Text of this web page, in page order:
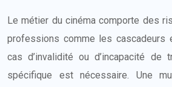
Le métier du cinéma comporte des
professions comme les cascadeurs
cas d’invalidité ou d’incapacité de
spécifique est nécessaire. Une